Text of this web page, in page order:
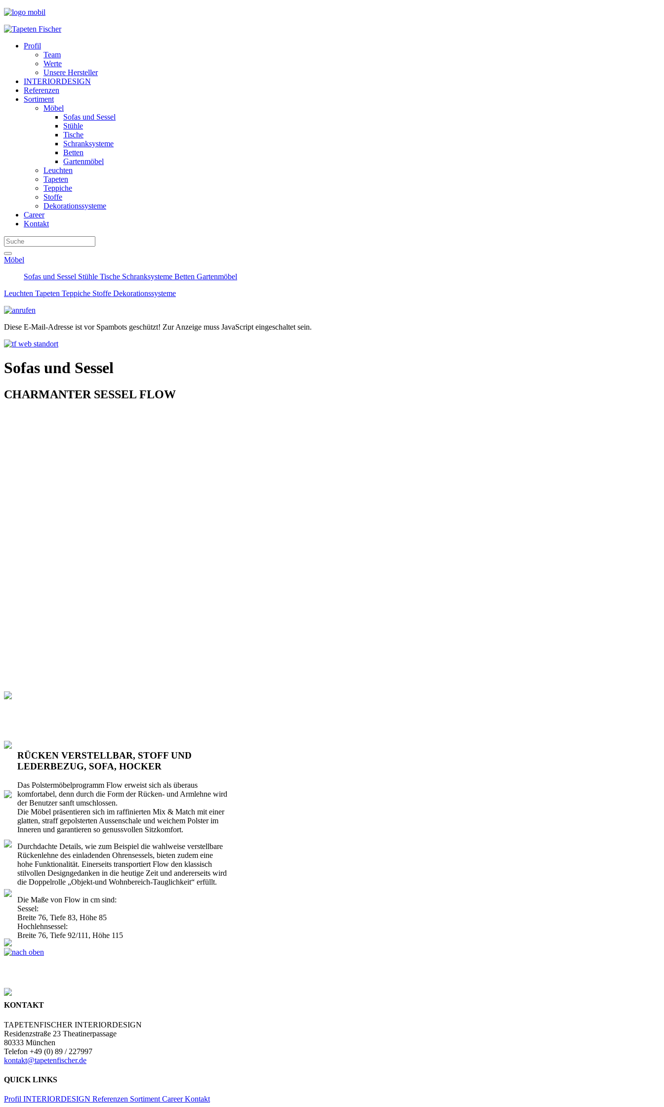
Profil
Team
Werte
Unsere Hersteller
INTERIORDESIGN
Referenzen
Sortiment
Möbel
Sofas und Sessel
Stühle
Tische
Schranksysteme
Betten
Gartenmöbel
Leuchten
Tapeten
Teppiche
Stoffe
Dekorationssysteme
Career
Kontakt
Möbel
Sofas und Sessel Stühle Tische Schranksysteme Betten Gartenmöbel
Leuchten Tapeten Teppiche Stoffe Dekorationssysteme
Diese E-Mail-Adresse ist vor Spambots geschützt! Zur Anzeige muss JavaScript eingeschaltet sein.
Sofas und Sessel
CHARMANTER SESSEL FLOW
RÜCKEN VERSTELLBAR, STOFF UND
LEDERBEZUG, SOFA, HOCKER
Das Polstermöbelprogramm Flow erweist sich als überaus
komfortabel, denn durch die Form der Rücken- und Armlehne wird
der Benutzer sanft umschlossen.
Die Möbel präsentieren sich im raffinierten Mix & Match mit einer
glatten, straff gepolsterten Aussenschale und weichem Polster im
Inneren und garantieren so genussvollen Sitzkomfort.
Durchdachte Details, wie zum Beispiel die wahlweise verstellbare
Rückenlehne des einladenden Ohrensessels, bieten zudem eine
hohe Funktionalität. Einerseits transportiert Flow den klassisch
stilvollen Designgedanken in die heutige Zeit und andererseits wird
die Doppelrolle „Objekt-und Wohnbereich-Tauglichkeit“ erfüllt.
Die Maße von Flow in cm sind:
Sessel:
Breite 76, Tiefe 83, Höhe 85
Hochlehnsessel:
Breite 76, Tiefe 92/111, Höhe 115
KONTAKT
TAPETENFISCHER INTERIORDESIGN
Residenzstraße 23 Theatinerpassage
80333 München
Telefon +49 (0) 89 / 227997
kontakt@tapetenfischer.de
QUICK LINKS
Profil INTERIORDESIGN Referenzen Sortiment CareerKontakt